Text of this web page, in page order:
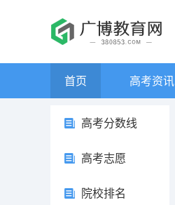
首页 高考资讯
高考分数线
高考志愿
院校排名